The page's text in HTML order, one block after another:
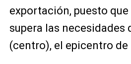
exportación, puesto
supera las necesidades
(centro), el epicentro de